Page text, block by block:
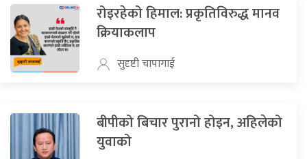
रोइरहेको हिमाल: प्रकृतिविरुद्ध मानव
क्रियाकलाप
सुदृष्टी चापागाई
बीपीको बिचार पुरानो होइन, अहिलेको
युवाको